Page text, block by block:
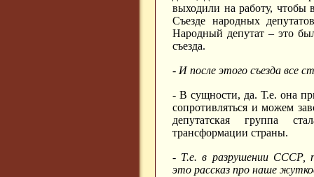
выходили на работу, чтобы
Съезде народных
Народный депутат – это
съезда.
- И после этого съезда все
- В сущности, да. Т.е. она
сопротивляться и можем
депутатская группа
трансформации страны.
- Т.е. в разрушении СССР,
это рассказ про наше